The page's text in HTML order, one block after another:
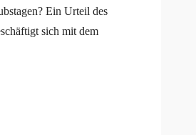
Ein Urteil des
sich mit dem